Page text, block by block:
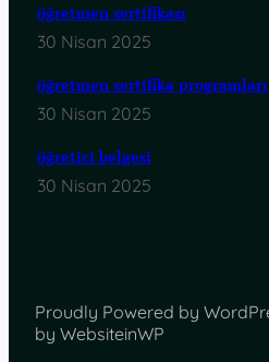
öğretmen sertifikası
30 Nisan 2025
öğretmen sertifika programları
30 Nisan 2025
öğretici belgesi
30 Nisan 2025
Proudly Powered by
by WebsiteinWP